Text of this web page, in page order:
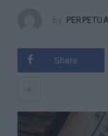
Share